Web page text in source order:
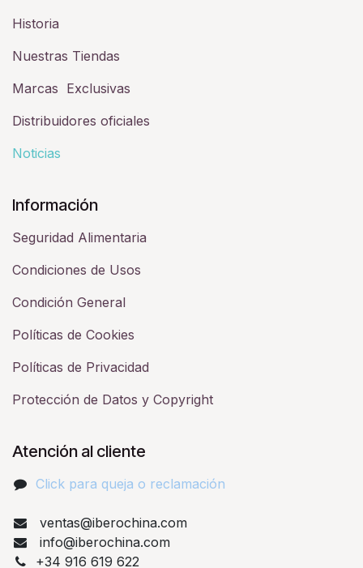
Historia​
Nuestras Tiendas
Marcas Exclusivas
Distribuidores oficiales
Noticias
Información
Seguridad Alimentaria
Condiciones de Usos
Condición General
Políticas de Cookies
Políticas de Privacidad
Protección de Datos y Copyright
Atención al cliente
Click para queja o reclamación​
ventas@iberochina.com
info@iberochina.com
+34 916 619 622